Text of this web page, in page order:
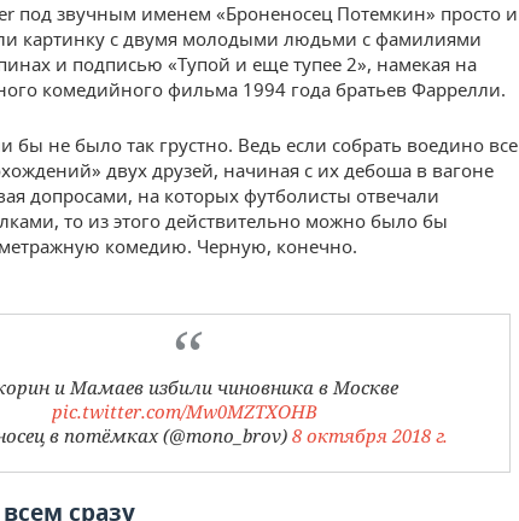
под звучным именем «Броненосец Потемкин» просто и
картинку с двумя молодыми людьми с фамилиями
и подписью «Тупой и еще тупее 2», намекая на
комедийного фильма 1994 года братьев Фаррелли.
не было так грустно. Ведь если собрать воедино все
двух друзей, начиная с их дебоша в вагоне
допросами, на которых футболисты отвечали
то из этого действительно можно было бы
комедию. Черную, конечно.
и Мамаев избили чиновника в Москве
pic.twitter.com/Mw0MZTXOHB
в потёмках (@mono_brov)8 октября 2018 г.
сразу